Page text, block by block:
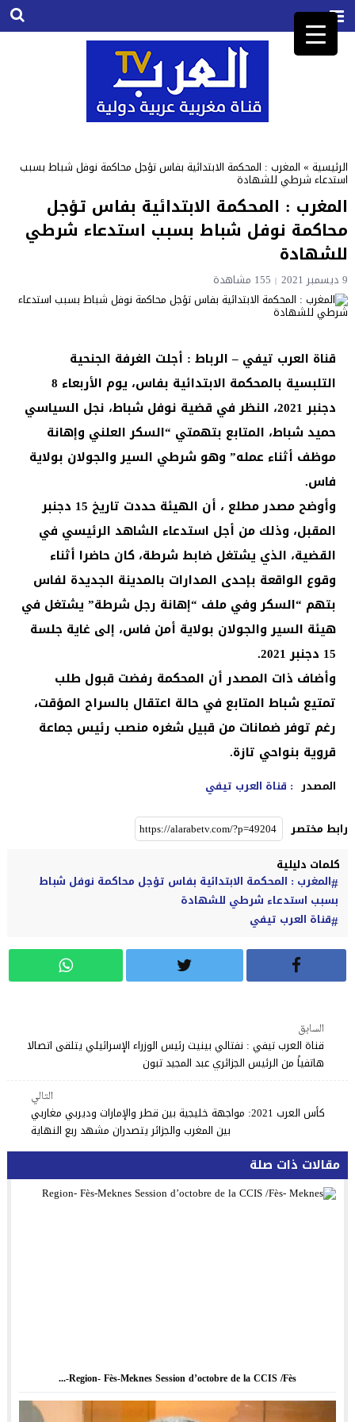
الرئيسية» المغرب : المحكمة الابتدائية بفاس تؤجل محاكمة نوفل شباط بسبب
استدعاء شرطي للشهادة
المغرب : المحكمة الابتدائية بفاس تؤجل
محاكمة نوفل شباط بسبب استدعاء شرطي
للشهادة
9 ديسمبر 2021 155مشاهدة
قناة العرب تيفي – الرباط : أجلت الغرفة الجنحية
التلبسية بالمحكمة الابتدائية بفاس، يوم الأربعاء 8
دجنبر 2021، النظر في قضية نوفل شباط، نجل السياسي
حميد شباط، المتابع بتهمتي “السكر العلني وإهانة
موظف أثناء عمله” وهو شرطي السير والجولان بولاية
فاس.
وأوضح مصدر مطلع ، أن الهيئة حددت تاريخ 15 دجنبر
المقبل، وذلك من أجل استدعاء الشاهد الرئيسي في
القضية، الذي يشتغل ضابط شرطة، كان حاضرا أثناء
وقوع الواقعة بإحدى المدارات بالمدينة الجديدة لفاس
بتهم “السكر وفي ملف “إهانة رجل شرطة” يشتغل في
هيئة السير والجولان بولاية أمن فاس، إلى غاية جلسة
15 دجنبر 2021.
وأضاف ذات المصدر أن المحكمة رفضت قبول طلب
تمتيع شباط المتابع في حالة اعتقال بالسراح المؤقت،
رغم توفر ضمانات من قبيل شغره منصب رئيس جماعة
قروية بنواحي تازة.
المصدر : قناة العرب تيفي
رابط مختصر
كلمات دليلية
المغرب : المحكمة الابتدائية بفاس تؤجل محاكمة نوفل شباط
بسبب استدعاء شرطي للشهادة
قناة العرب تيفي
السابق
قناة العرب تيفي : نفتالي بينيت رئيس الوزراء الإسرائيلي يتلقى اتصالا
هاتفياً من الرئيس الجزائري عبد المجيد تبون
التالي
كأس العرب 2021: مواجهة خليجية بين قطر والإمارات وديربي مغاربي
بين المغرب والجزائر يتصدران مشهد ربع النهاية
مقالات ذات صلة
Region- Fès-Meknes Session d’octobre de la CCIS /Fès-...